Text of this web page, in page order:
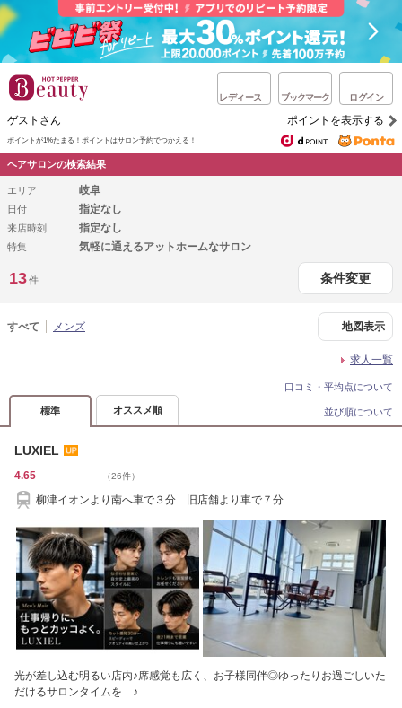
レディース ブックマーク ログイン
ゲストさん ポイントを表示する
ポイントが1%たまる！ ポイントはサロン予約でつかえる！
ヘアサロンの検索結果
エリア 岐阜
日付 指定なし
来店時刻 指定なし
特集 気軽に通えるアットホームなサロン
13件 条件変更
すべて メンズ 地図表示
求人一覧
口コミ・平均点について
標準 オススメ順 並び順について
LUXIEL
4.65 （26件）
柳津イオンより南へ車で３分 旧店舗より車で７分
光が差し込む明るい店内♪席感覚も広く、お子様同伴◎ゆったりお過ごしいた
だけるサロンタイムを…♪